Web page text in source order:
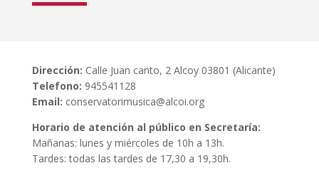
Dirección: Calle Juan canto, 2 Alcoy 03801 (Alicante)
Telefono: 945541128
Email: conservatorimusica@alcoi.org
Horario de atención al público en Secretaría:
Mañanas: lunes y miércoles de 10h a 13h.
Tardes: todas las tardes de 17,30 a 19,30h.